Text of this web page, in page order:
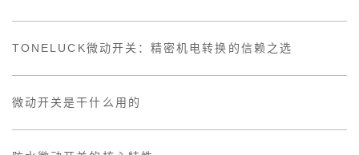
TONELUCK微动开关：精密机电转换的信赖之选
微动开关是干什么用的